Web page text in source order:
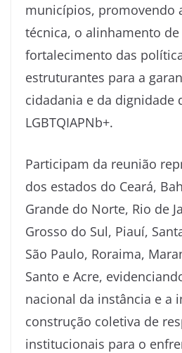
municípios, promovendo
técnica, o alinhamento
fortalecimento das
estruturantes para a
cidadania e da dignidade
LGBTQIAPNb+.
Participam da reunião
dos estados do Ceará,
Grande do Norte, Rio de
Grosso do Sul, Piauí,
São Paulo, Roraima,
Santo e Acre,
nacional da instância e a
construção coletiva de
institucionais para o